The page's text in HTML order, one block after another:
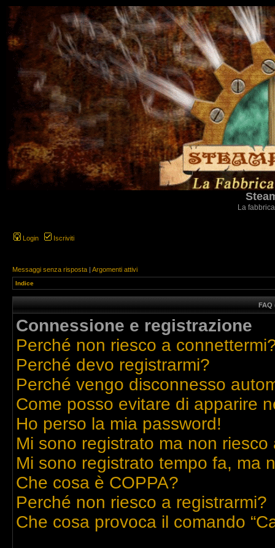
La
Login Iscriviti
Messaggi senza risposta | Argomenti attivi
Indice
FAQ
Connessione e registrazione
Perché non riesco a
Perché devo registrarmi?
Perché vengo disconnesso
Come posso evitare di apparire
Ho perso la mia password!
Mi sono registrato ma non riesco
Mi sono registrato tempo fa, ma
Che cosa è COPPA?
Perché non riesco a registrarmi?
Che cosa provoca il comando